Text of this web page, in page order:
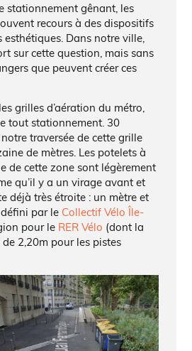
stationnement gênant, les
recours à des dispositifs
Dans notre ville,
sur cette question, mais sans
que peuvent créer ces
grilles d’aération du métro,
tout stationnement. 30
traversée de cette grille
de mètres. Les potelets à
de cette zone sont légèrement
qu’il y a un virage avant et
déjà très étroite : un mètre et
par le Collectif Vélo Île-
pour le RER Vélo (dont la
2,20m pour les pistes